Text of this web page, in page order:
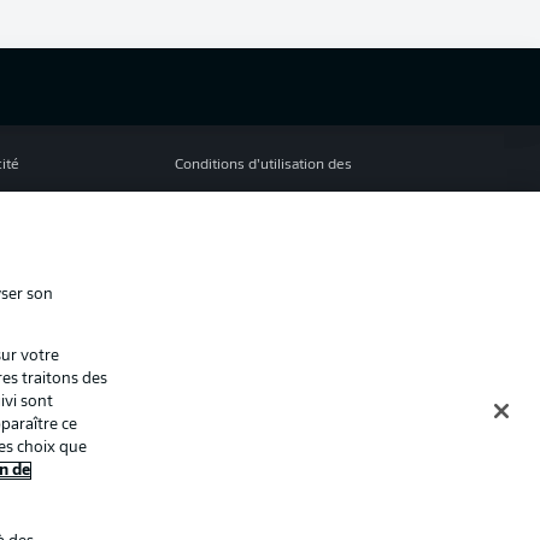
Conditions d’utilisation des
son
votre
traitons des
sont
ce
choix que
de